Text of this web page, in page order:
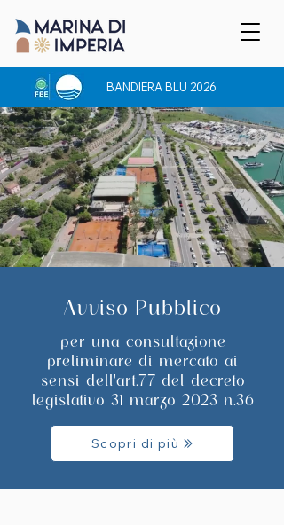
BANDIERA BLU 2026
Avviso Pubblico
per una consultazione
preliminare di mercato ai
sensi dell'art.77 del decreto
legislativo 31 marzo 2023 n.36
Scopri di più